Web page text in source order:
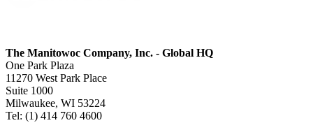
The Manitowoc Company, Inc. - Global HQ
One Park Plaza
11270 West Park Place
Suite 1000
Milwaukee, WI 53224
Tel: (1) 414 760 4600